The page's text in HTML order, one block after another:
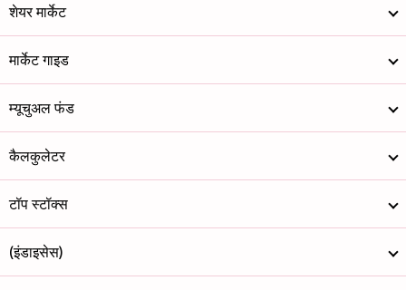
शेयर मार्केट
मार्केट गाइड
म्यूचुअल फंड
कैलकुलेटर
टॉप स्टॉक्स
(इंडाइसेस)